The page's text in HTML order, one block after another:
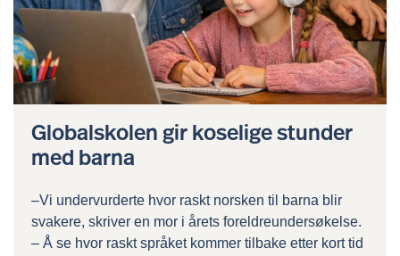
Globalskolen gir koselige stunder
med barna
–Vi undervurderte hvor raskt norsken til barna blir
svakere, skriver en mor i årets foreldreundersøkelse.
– Å se hvor raskt språket kommer tilbake etter kort tid